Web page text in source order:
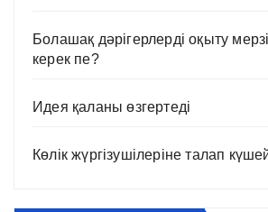
Болашақ дәрігерлерді оқыту
керек пе?
Идея қаланы өзгертеді
Көлік жүргізушілеріне талап